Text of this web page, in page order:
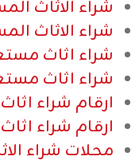
شراء الاثاث
شراء الاثاث
شراء اثاث
شراء اثاث
ارقام شراء
ارقام شراء
محلات شراء